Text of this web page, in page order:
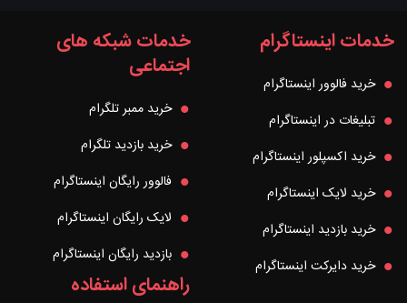
خدمات اینستاگرام
خرید فالوور اینستاگرام
تبلیغات در اینستاگرام
خرید اکسپلور اینستاگرام
خرید لایک اینستاگرام
خرید بازدید اینستاگرام
خرید دایرکت اینستاگرام
خدمات شبکه های
اجتماعی
خرید ممبر تلگرام
خرید بازدید تلگرام
فالوور رایگان اینستاگرام
لایک رایگان اینستاگرام
بازدید رایگان اینستاگرام
راهنمای استفاده